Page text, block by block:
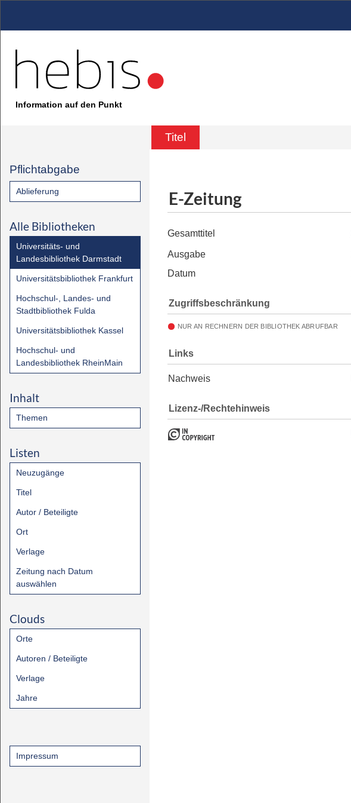
Information auf den Punkt
Titel
Pflichtabgabe
Ablieferung
Alle Bibliotheken
Universitäts- und
Landesbibliothek Darmstadt
Universitätsbibliothek Frankfurt
Hochschul-, Landes- und
Stadtbibliothek Fulda
Universitätsbibliothek Kassel
Hochschul- und
Landesbibliothek RheinMain
Inhalt
Themen
Listen
Neuzugänge
Titel
Autor / Beteiligte
Ort
Verlage
Zeitung nach Datum
auswählen
Clouds
Orte
Autoren / Beteiligte
Verlage
Jahre
Impressum
E-Zeitung
Gesamttitel
Ausgabe
Datum
Zugriffsbeschränkung
NUR AN RECHNERN DER BIBLIOTHEK ABRUFBAR
Links
Nachweis
Lizenz-/Rechtehinweis